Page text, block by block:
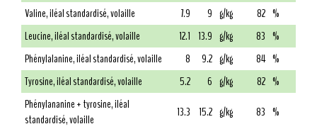
Valine, iléal standardisé, volaille
7.9 9 g/kg 82 %
Leucine, iléal standardisé, volaille
12.1 13.9 g/kg 83 %
Phénylalanine, iléal standardisé, volaille
8 9.2 g/kg 84 %
Tyrosine, iléal standardisé, volaille
5.2 6 g/kg 82 %
Phénylananine + tyrosine, iléal
standardisé, volaille
13.3 15.2 g/kg 83 %